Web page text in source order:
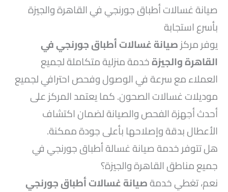
صيانة غسالات أطباق جورنجي في القاهرة والجيزة
بأسرع استجابة
يوفر مركزصيانة غسالات أطباق جورنجي في
القاهرة والجيزةخدمة منزلية متكاملة لجميع
العملاء مع سرعة في الوصول وفحص احترافي لجميع
موديلات غسالات الصحون. كما يعتمد المركز على
أحدث أجهزة الفحص والصيانة لضمان اكتشاف
الأعطال بدقة وإصلاحها بأعلى جودة ممكنة.
هل تتوفر خدمة صيانة غسالة أطباق جورنجي في
جميع مناطق القاهرة والجيزة؟
نعم، تغطي خدمةصيانة غسالات أطباق جورنجي